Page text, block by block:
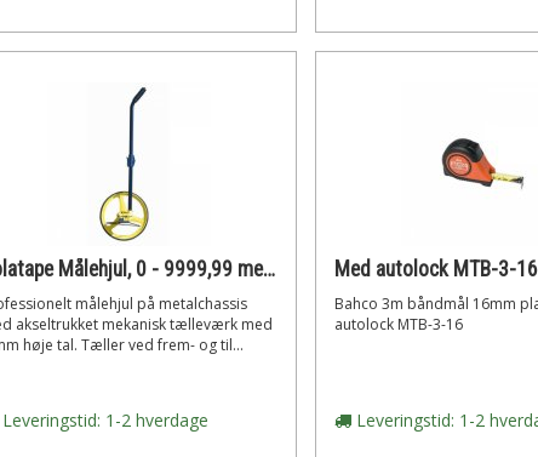
Rolatape Målehjul, 0 - 9999,99 meter
målehjul på metalchassis
akseltrukket mekanisk tælleværk med
høje tal. Tæller ved frem- og til...
1-2 hverdage
Bahco 3m båndmål 16mm
autolock MTB-3-16
Leveringstid: 1-2